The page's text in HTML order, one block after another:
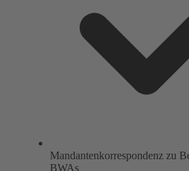
Mandantenkorrespondenz zu
BWAs